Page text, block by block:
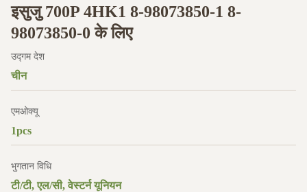
इसुजु 700P 4HK1 8-98073850-1 8-
98073850-0 के लिए
उद्गम देश
चीन
एमओक्यू
1pcs
भुगतान विधि
टी/टी, एल/सी, वेस्टर्न यूनियन